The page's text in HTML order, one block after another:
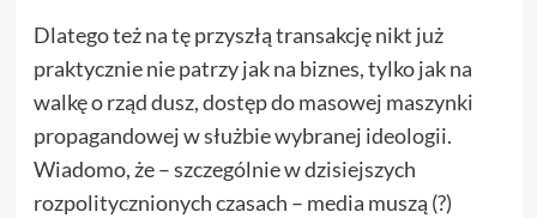
Dlatego też na tę przyszłą transakcję nikt już
praktycznie nie patrzy jak na biznes, tylko jak na
walkę o rząd dusz, dostęp do masowej maszynki
propagandowej w służbie wybranej ideologii.
Wiadomo, że – szczególnie w dzisiejszych
rozpolitycznionych czasach – media muszą (?)